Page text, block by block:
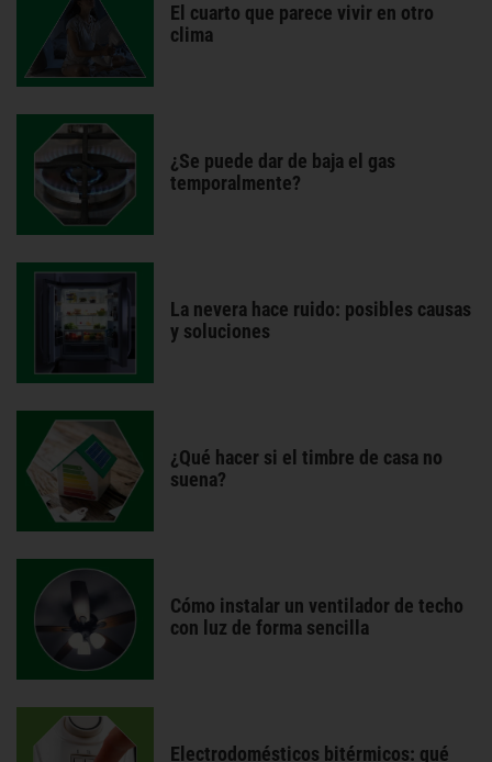
El cuarto que parece vivir en otro
clima
¿Se puede dar de baja el gas
temporalmente?
La nevera hace ruido: posibles causas
y soluciones
¿Qué hacer si el timbre de casa no
suena?
Cómo instalar un ventilador de techo
con luz de forma sencilla
Electrodomésticos bitérmicos: qué